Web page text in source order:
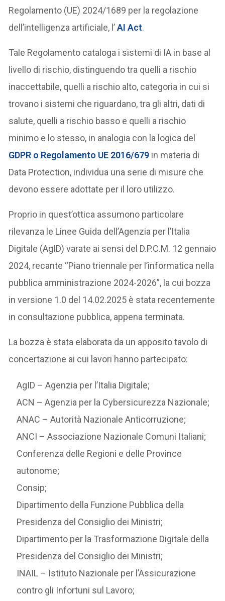
Regolamento (UE) 2024/1689 per la regolazione
dell’intelligenza artificiale, l’AI Act.
Tale Regolamento cataloga i sistemi di IA in base al
livello di rischio, distinguendo tra quelli a rischio
inaccettabile, quelli a rischio alto, categoria in cui si
trovano i sistemi che riguardano, tra gli altri, dati di
salute, quelli a rischio basso e quelli a rischio
minimo e lo stesso, in analogia con la logica del
GDPR o Regolamento UE 2016/679 in materia di
Data Protection, individua una serie di misure che
devono essere adottate per il loro utilizzo.
Proprio in quest’ottica assumono particolare
rilevanza le Linee Guida dell’Agenzia per l’Italia
Digitale (AgID) varate ai sensi del D.P.C.M. 12 gennaio
2024, recante “Piano triennale per l’informatica nella
pubblica amministrazione 2024-2026”, la cui bozza
in versione 1.0 del 14.02.2025 è stata recentemente
in consultazione pubblica, appena terminata.
La bozza è stata elaborata da un apposito tavolo di
concertazione ai cui lavori hanno partecipato:
AgID – Agenzia per l’Italia Digitale;
ACN – Agenzia per la Cybersicurezza Nazionale;
ANAC – Autorità Nazionale Anticorruzione;
ANCI – Associazione Nazionale Comuni Italiani;
Conferenza delle Regioni e delle Province
autonome;
Consip;
Dipartimento della Funzione Pubblica della
Presidenza del Consiglio dei Ministri;
Dipartimento per la Trasformazione Digitale della
Presidenza del Consiglio dei Ministri;
INAIL – Istituto Nazionale per l’Assicurazione
contro gli Infortuni sul Lavoro;